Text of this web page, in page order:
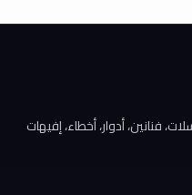
فنانين، أدوار، أخطاء، إفيهات